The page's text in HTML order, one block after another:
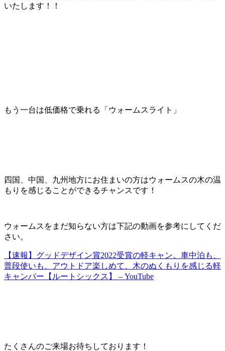
いたします！！
もう一台は低価格で乗れる「ウォームスライト」
四国、中国、九州地方にお住まいの方はウォームスの木の温
もりを感じることができるチャンスです！
ウォームスをまだ知らない方は下記の動画を参考にしてくだ
さい。
【速報】グッドデザイン賞2022受賞の軽キャン。車中泊も、
普段使いも、アウトドア楽しめて、木のぬくもりを感じる軽
キャンパー【ルートシックス】 – YouTube
たくさんのご来場お待ちしております！